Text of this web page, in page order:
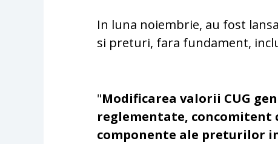
In luna noiembrie, au fost
si preturi, fara fundament,
"Modificarea valorii CUG
reglementate, concomitent
componente ale preturilor